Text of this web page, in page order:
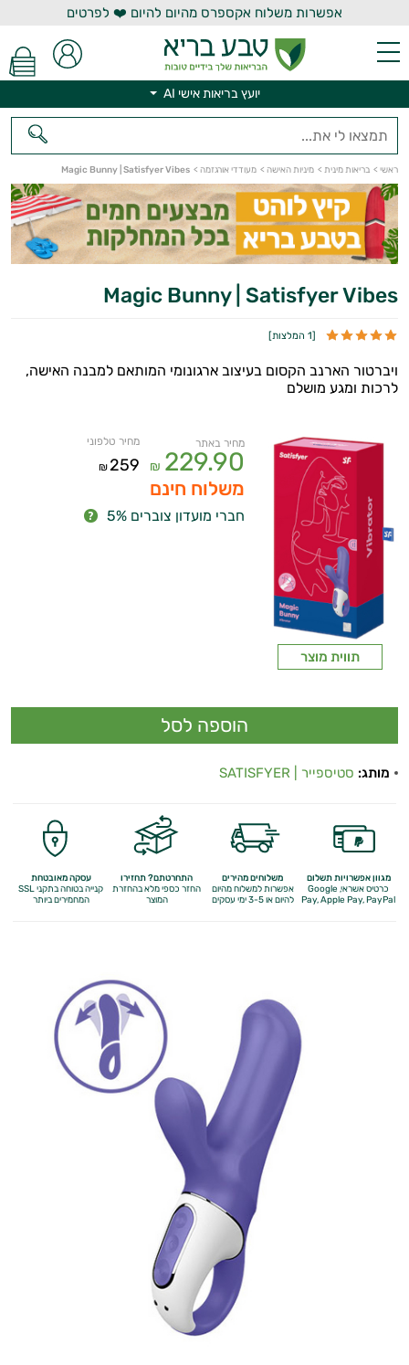
אפשרות משלוח אקספרס מהיום להיום ❤️ לפרטים
יועץ בריאות אישי AI
ראשי > בריאות מינית > מיניות האישה > מעודדי אורגזמה >
Magic Bunny | Satisfyer Vibes
Magic Bunny | Satisfyer Vibes
[1 המלצות ]
ויברטור הארנב הקסום בעיצוב ארגונומי המותאם למבנה האישה,
לרכות ומגע מושלם
תווית מוצר
מחיר באתר
229.90
₪
מחיר טלפוני
259
₪
משלוח חינם
חברי מועדון צוברים 5%
מותג: סטיספייר | SATISFYER
מגוון אפשרויות תשלום
כרטיס אשראי, Google
Pay,Apple Pay, PayPal
משלוחים מהירים
אפשרות למשלוח מהיום
להיום או 3-5 ימי עסקים
התחרטתם? תחזירו
החזר כספי מלאבהחזרת
המוצר
עסקה מאובטחת
קנייה בטוחה בתקני SSL
המחמירים ביותר
יועץ בריאות אישי AI